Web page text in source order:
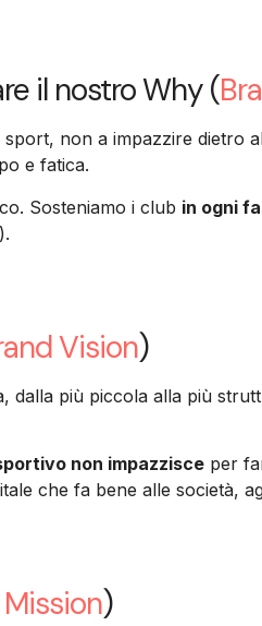
il nostro Why (
non a impazzire dietro
e fatica.
Sosteniamo i club in ogni
Vision)
dalla più piccola alla più
non impazzisce per
che fa bene alle società,
)